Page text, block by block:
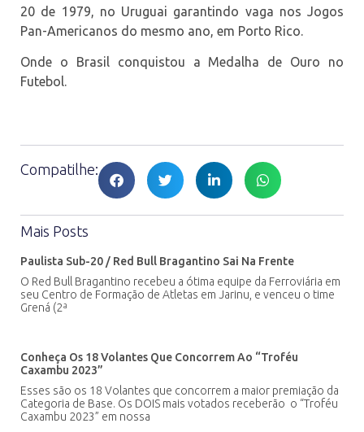
20 de 1979, no Uruguai garantindo vaga nos Jogos
Pan-Americanos do mesmo ano, em Porto Rico.
Onde o Brasil conquistou a Medalha de Ouro no
Futebol.
Compatilhe:
Mais Posts
Paulista Sub-20 / Red Bull Bragantino Sai Na Frente
O Red Bull Bragantino recebeu a ótima equipe da Ferroviária em
seu Centro de Formação de Atletas em Jarinu, e venceu o time
Grená (2ª
Conheça Os 18 Volantes Que Concorrem Ao “Troféu
Caxambu 2023”
Esses são os 18 Volantes que concorrem a maior premiação da
Categoria de Base. Os DOIS mais votados receberão o “Troféu
Caxambu 2023” em nossa